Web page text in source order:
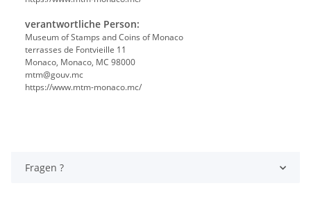
verantwortliche Person:
Museum of Stamps and Coins of Monaco
terrasses de Fontvieille 11
Monaco, Monaco, MC 98000
mtm@gouv.mc
https://www.mtm-monaco.mc/
Fragen ?